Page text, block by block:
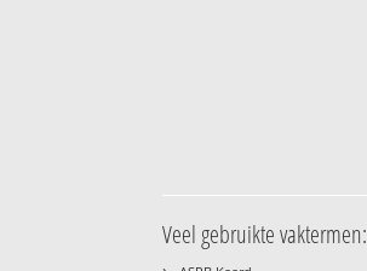
Veel gebruikte vaktermen: